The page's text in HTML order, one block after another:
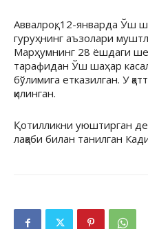
Аввалроқ, 12-январда Ўш
гуруҳнинг аъзолари
Марҳумнинг 28 ёшдаги
тарафидан Ўш шаҳар
бўлимига етказилган. У
қилинган.
Қотилликни уюштирган
лақаби билан танилган